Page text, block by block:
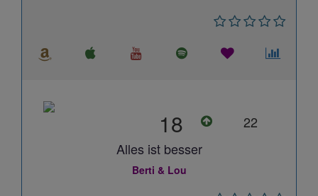
18
22
Alles ist besser
Berti & Lou